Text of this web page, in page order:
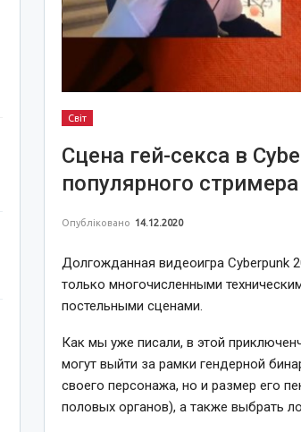
Світ
Сцена гей-секса в
популярного стримера
Опубліковано 14.12.2020
Долгожданная видеоигра Cyberpunk
только многочисленными
постельными сценами.
Как мы уже писали, в этой
могут выйти за рамки гендерной
своего персонажа, но и размер его
половых органов), а также выбрать